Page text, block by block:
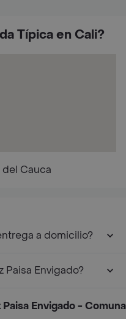
Típica en Cali?
del Cauca
a domicilio?
Paisa Envigado?
Envigado - Comuna